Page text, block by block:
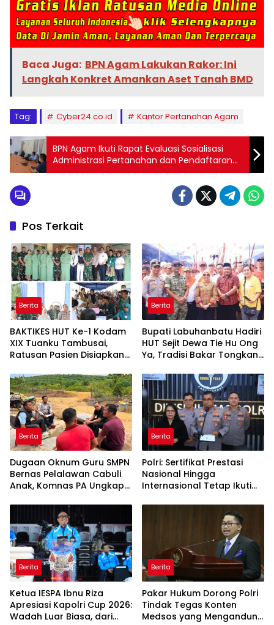
Baca Juga: BPN Agam Lakukan Rakor: Ini
Langkah Konkret Amankan Aset Tanah BMD
Tag: Cyber24.co.id Kantor Pertanahan Agam
BPN Agam Ikuti Rapat Evaluasi Sosialisasi
Administrasi Pertanahan dan Pendaftaran
Tanah Ulayat
Pos Terkait
Berita
BAKTIKES HUT Ke-1 Kodam
XIX Tuanku Tambusai,
Ratusan Pasien Disiapkan
Berita
Bupati Labuhanbatu Hadiri
HUT Sejit Dewa Tie Hu Ong
Ya, Tradisi Bakar Tongkang
Berita
Dugaan Oknum Guru SMPN
Bernas Pelalawan Cabuli
Anak, Komnas PA Ungkap
Polres Sejak Juli
Berita
Polri: Sertifikat Prestasi
Nasional Hingga
Internasional Tetap Ikuti
Rekrutmen Polri
Berita
Ketua IESPA Ibnu Riza
Apresiasi Kapolri Cup 2026:
Wadah Luar Biasa, dari
Berita
Pakar Hukum Dorong Polri
Tindak Tegas Konten
Medsos yang Mengandung